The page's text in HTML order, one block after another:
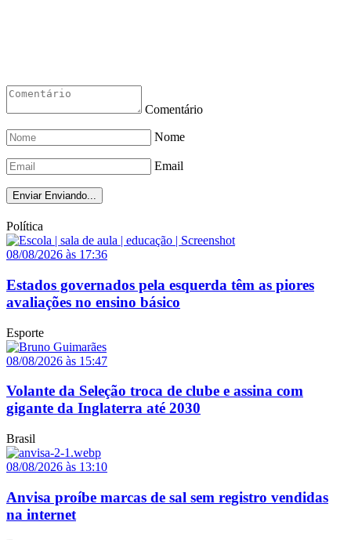
Comentário
Nome
Email
Enviar Enviando...
Política
08/08/2026 às 17:36
Estados governados pela esquerda têm as piores
avaliações no ensino básico
Esporte
08/08/2026 às 15:47
Volante da Seleção troca de clube e assina com
gigante da Inglaterra até 2030
Brasil
08/08/2026 às 13:10
Anvisa proíbe marcas de sal sem registro vendidas
na internet